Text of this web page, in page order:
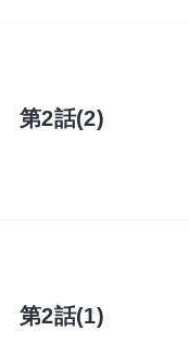
第2話(2)
第2話(1)